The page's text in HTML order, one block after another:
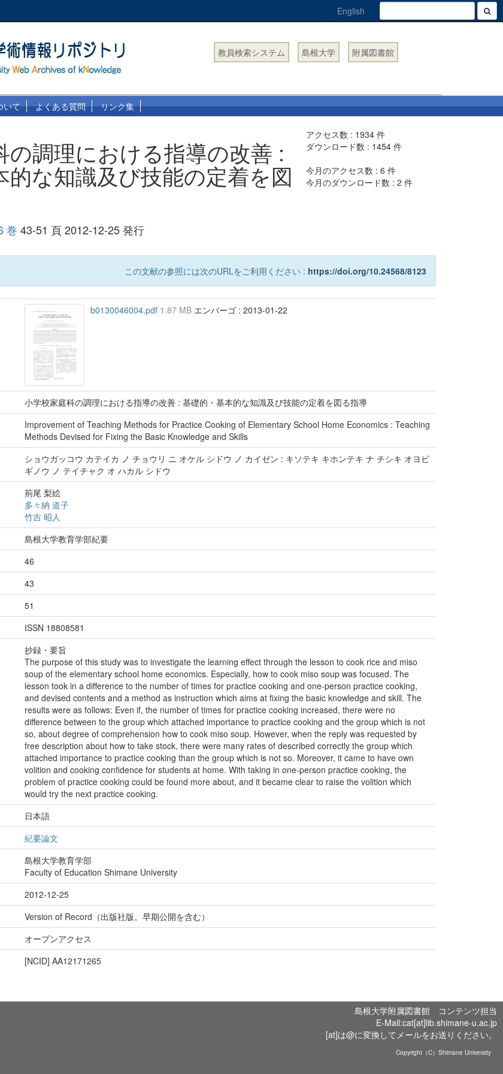
English
教員検索システム 島根大学 附属図書館
いて よくある質問 リンク集
の調理における指導の改善 :
的な知識及び技能の定着を図
巻 43-51 頁 2012-12-25 発行
アクセス数 : 1934 件
ダウンロード数 : 1454 件
今月のアクセス数 :6 件
今月のダウンロード数 :2 件
この文献の参照には次のURLをご利用ください : https://doi.org/10.24568/8123
b0130046004.pdf 1.87 MB エンバーゴ : 2013-01-22
小学校家庭科の調理における指導の改善 : 基礎的・基本的な知識及び技能の定着を図る指導
Improvement of Teaching Methods for Practice Cooking of Elementary School Home Economics : Teaching
Methods Devised for Fixing the Basic Knowledge and Skills
ショウガッコウ カテイカ ノ チョウリ ニ オケル シドウ ノ カイゼン : キソテキ キホンテキ ナ チシキ オヨビ
ギノウ ノ テイチャク オ ハカル シドウ
荊尾 梨絵
多々納 道子
竹吉 昭人
島根大学教育学部紀要
46
43
51
ISSN 18808581
抄録・要旨
The purpose of this study was to investigate the learning effect through the lesson to cook rice and miso
soup of the elementary school home economics. Especially, how to cook miso soup was focused. The
lesson took in a difference to the number of times for practice cooking and one-person practice cooking,
and devised contents and a method as instruction which aims at fixing the basic knowledge and skill. The
results were as follows: Even if, the number of times for practice cooking increased, there were no
difference between to the group which attached importance to practice cooking and the group which is not
so, about degree of comprehension how to cook miso soup. However, when the reply was requested by
free description about how to take stock, there were many rates of described correctly the group which
attached importance to practice cooking than the group which is not so. Moreover, it came to have own
volition and cooking confidence for students at home. With taking in one-person practice cooking, the
problem of practice cooking could be found more about, and it became clear to raise the volition which
would try the next practice cooking.
日本語
紀要論文
島根大学教育学部
Faculty of Education Shimane University
2012-12-25
Version of Record（出版社版。早期公開を含む）
オープンアクセス
[NCID] AA12171265
島根大学附属図書館 コンテンツ担当
E-Mail:cat[at]lib.shimane-u.ac.jp
[at]は@に変換してメールをお送りください。
Copyright（C）Shimane University